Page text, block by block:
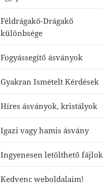
Féldrágakő-Drágakő
különbsége
Fogyássegítő ásványok
Gyakran Ismételt Kérdések
Híres ásványok, kristályok
Igazi vagy hamis ásvány
Ingyenesen letölthető fájlok
Kedvenc weboldalaim!